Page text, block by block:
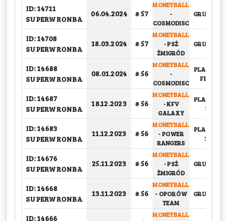
ID: 14711
SUPERWRONBA
06.04.2024 # 57
MONEYBALL
-
COSMODISC
GRUPOWY
ID: 14708
SUPERWRONBA
18.03.2024 # 57
MONEYBALL
-PSŻ
ŻMIGRÓD
GRUPOWY
ID: 14688
SUPERWRONBA
08.01.2024 # 56
MONEYBALL
-
COSMODISC
PLAY-OFF,
FINAŁ
ID: 14687
SUPERWRONBA
18.12.2023 # 56
MONEYBALL
-KFV
GALAXY
PLAY-OFF,
1/2
ID: 14683
SUPERWRONBA
11.12.2023 # 56
MONEYBALL
-POWER
RANGERS
PLAY-OFF,
1/4
ID: 14676
SUPERWRONBA
25.11.2023 # 56
MONEYBALL
-PSŻ
ŻMIGRÓD
GRUPOWY
ID: 14668
SUPERWRONBA
13.11.2023 # 56
MONEYBALL
-OPORÓW
TEAM
GRUPOWY
ID: 14666
MONEYBALL